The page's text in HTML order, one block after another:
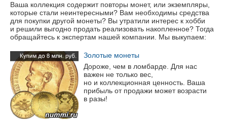
Ваша коллекция содержит повторы монет, или экземпляры,
которые стали неинтересными? Вам необходимы средства
для покупки другой монеты? Вы утратили интерес к хобби
и решили выгодно продать реализовать накопленное? Тогда
обращайтесь к экспертам нашей компании. Мы выкупаем:
Золотые монеты
Дороже, чем в ломбарде. Для нас
важен не только вес,
но и коллекционная ценность. Ваша
прибыль от продажи может возрасти
в разы!